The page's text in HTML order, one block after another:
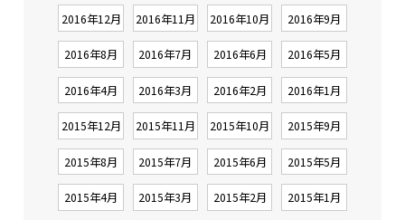
2016年12月 2016年11月 2016年10月 2016年9月
2016年8月 2016年7月 2016年6月 2016年5月
2016年4月 2016年3月 2016年2月 2016年1月
2015年12月 2015年11月 2015年10月 2015年9月
2015年8月 2015年7月 2015年6月 2015年5月
2015年4月 2015年3月 2015年2月 2015年1月